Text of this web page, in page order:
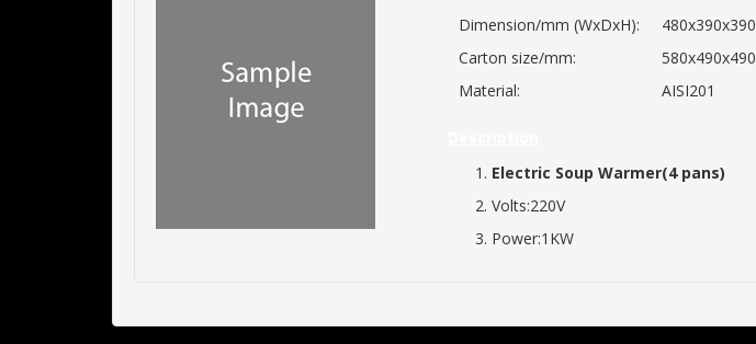
Dimension/mm (WxDxH):
480x390x390
Carton size/mm:
580x490x490
Material:
AISI201
Electric Soup Warmer(4 pans)
Volts:220V
Power:1KW